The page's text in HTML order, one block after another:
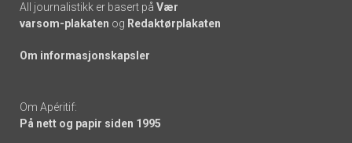
All journalistikk er basert på Vær
varsom-plakaten og Redaktørplakaten
Om informasjonskapsler
Om Apéritif:
På nett og papir siden 1995